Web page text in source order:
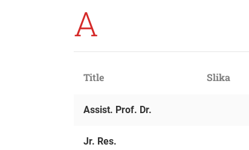
A
Title Slika
Assist. Prof. Dr.
Jr. Res.